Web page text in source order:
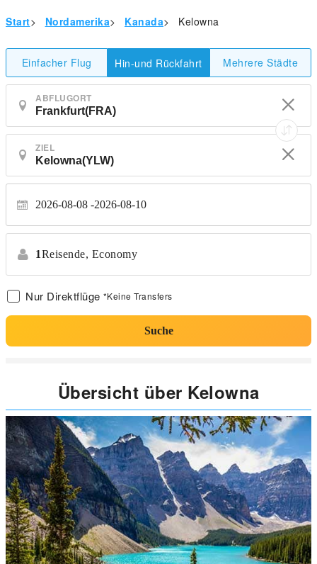
Start> Nordamerika> Kanada> Kelowna
Einfacher Flug Hin-und Rückfahrt Mehrere Städte
ABFLUGORT
ZIEL
2026-08-08 2026-08-10
1Reisende, Economy
Nur Direktflüge *Keine Transfers
Suche
Übersicht über Kelowna